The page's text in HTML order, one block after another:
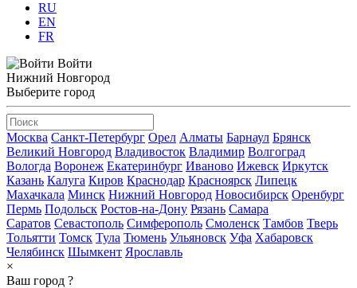
RU
EN
FR
Войти
Нижний Новгород
Выберите город
Москва Санкт-Петербург Орел Алматы Барнаул Брянск
Великий Новгород Владивосток Владимир Волгоград
Вологда Воронеж Екатеринбург Иваново Ижевск Иркутск
Казань Калуга Киров Краснодар Красноярск Липецк
Махачкала Минск Нижний Новгород Новосибирск Оренбург
Пермь Подольск Ростов-на-Дону Рязань Самара
Саратов Севастополь Симферополь Смоленск Тамбов Тверь
Тольятти Томск Тула Тюмень Ульяновск Уфа Хабаровск
Челябинск Шымкент Ярославль
×
Ваш город ?